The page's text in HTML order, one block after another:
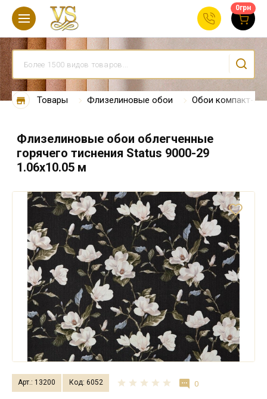
0грн
Товары Флизелиновые обои Обои компакт-
Флизелиновые обои облегченные
горячего тиснения Status 9000-29
1.06х10.05 м
Арт.: 13200 Код: 6052 0